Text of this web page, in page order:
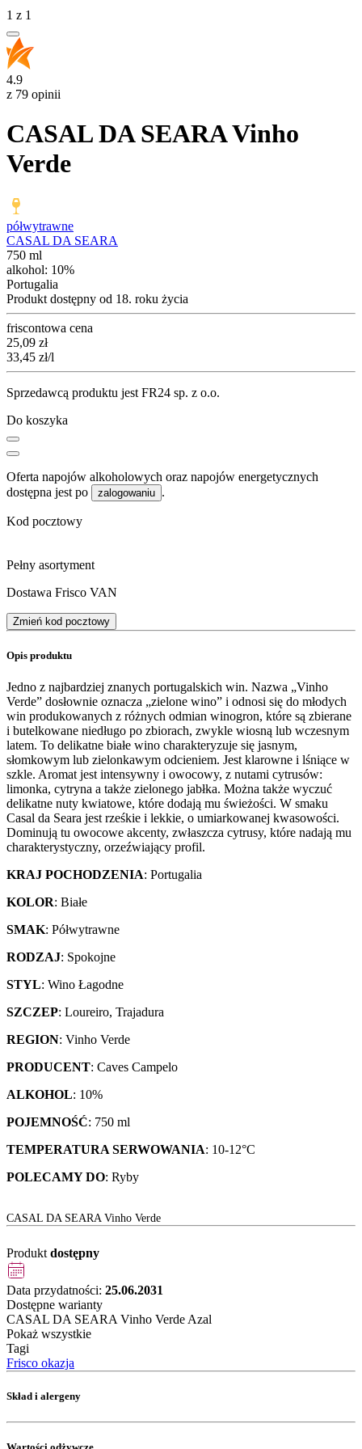
1 z 1
4.9
z 79 opinii
CASAL DA SEARA Vinho
Verde
półwytrawne
CASAL DA SEARA
750 ml
alkohol: 10%
Portugalia
Produkt dostępny od 18. roku życia
friscontowa cena
Cena
25,09 zł
33,45 zł/l
Sprzedawcą produktu jest FR24 sp. z o.o.
Do koszyka
Oferta napojów alkoholowych oraz napojów energetycznych
dostępna jest po
zalogowaniu .
Kod pocztowy
Pełny asortyment
Dostawa Frisco VAN
Zmień kod pocztowy
Opis produktu
Jedno z najbardziej znanych portugalskich win. Nazwa „Vinho
Verde” dosłownie oznacza „zielone wino” i odnosi się do młodych
win produkowanych z różnych odmian winogron, które są zbierane
i butelkowane niedługo po zbiorach, zwykle wiosną lub wczesnym
latem. To delikatne białe wino charakteryzuje się jasnym,
słomkowym lub zielonkawym odcieniem. Jest klarowne i lśniące w
szkle. Aromat jest intensywny i owocowy, z nutami cytrusów:
limonka, cytryna a także zielonego jabłka. Można także wyczuć
delikatne nuty kwiatowe, które dodają mu świeżości. W smaku
Casal da Seara jest rześkie i lekkie, o umiarkowanej kwasowości.
Dominują tu owocowe akcenty, zwłaszcza cytrusy, które nadają mu
charakterystyczny, orzeźwiający profil.
KRAJ POCHODZENIA: Portugalia
KOLOR: Białe
SMAK: Półwytrawne
RODZAJ: Spokojne
STYL: Wino Łagodne
SZCZEP: Loureiro, Trajadura
REGION: Vinho Verde
PRODUCENT: Caves Campelo
ALKOHOL: 10%
POJEMNOŚĆ: 750 ml
TEMPERATURA SERWOWANIA: 10-12°C
POLECAMY DO: Ryby
CASAL DA SEARA Vinho Verde
Produkt dostępny
Data przydatności: 25.06.2031
Dostępne warianty
CASAL DA SEARA Vinho Verde Azal
Pokaż wszystkie
Tagi
Frisco okazja
Skład i alergeny